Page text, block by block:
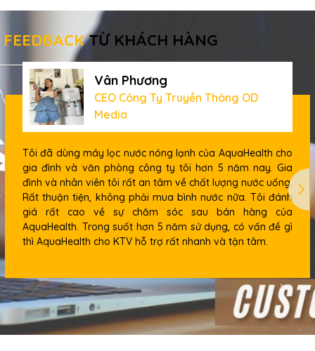
môn trong bối cảnh các yêu cầu về
kiểm soát nhiễm...
FEEDBACKTỪ KHÁCH HÀNG
Vân Phương
CEO Công Ty Truyền Thông OD
Media
Tôi đã dùng máy lọc nước nóng lạnh của AquaHealth cho
gia đình và văn phòng công ty tôi hơn 5 năm nay. Gia
đình và nhân viên tôi rất an tâm về chất lượng nước uống.
Rất thuận tiện, không phải mua bình nước nữa. Tôi đánh
giá rất cao về sự chăm sóc sau bán hàng của
AquaHealth. Trong suốt hơn 5 năm sử dụng, có vấn đề gì
thì AquaHealth cho KTV hỗ trợ rất nhanh và tận tâm.